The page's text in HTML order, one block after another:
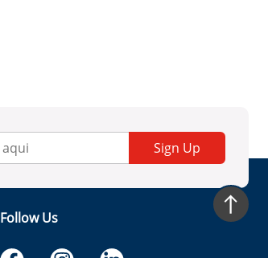
Sign Up
Follow Us